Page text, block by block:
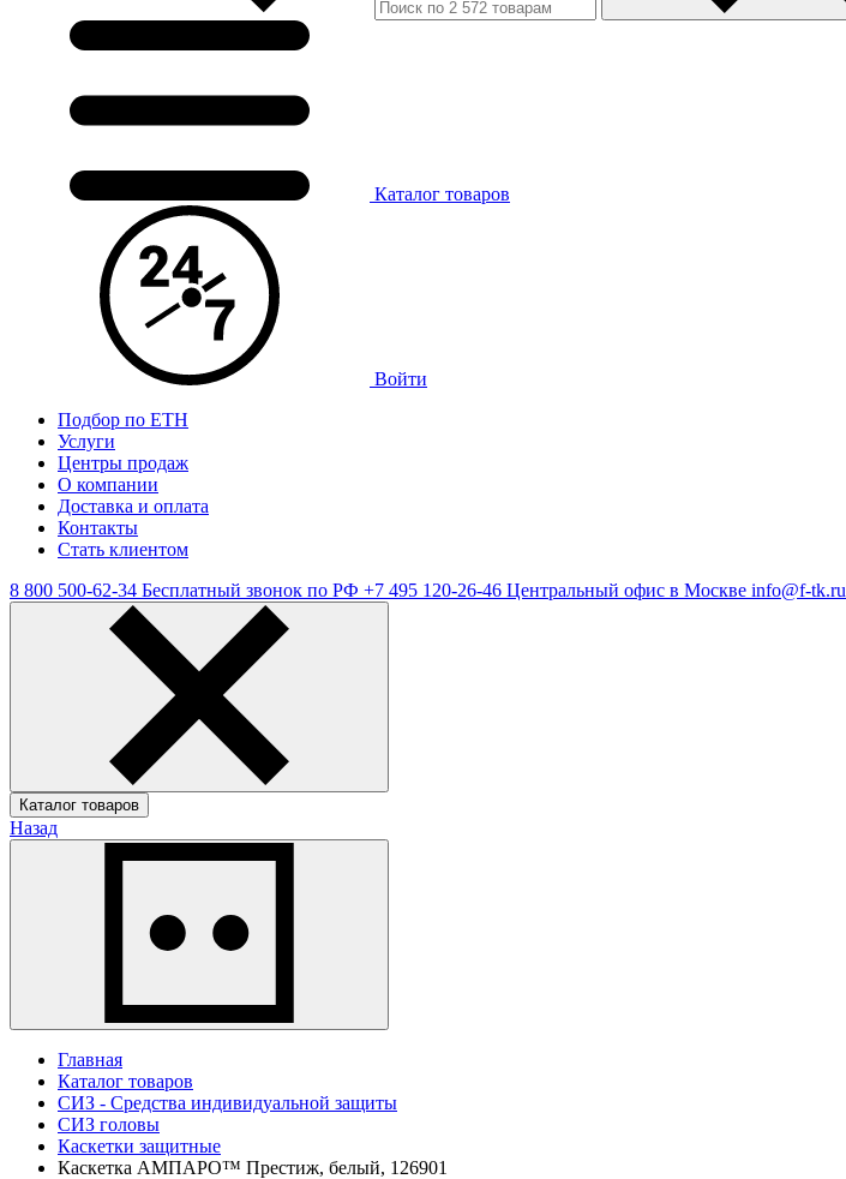
Каталог товаров
Войти
Подбор по ЕТН
Услуги
Центры продаж
О компании
Доставка и оплата
Контакты
Стать клиентом
8 800 500-62-34 Бесплатный звонок по РФ +7 495 120-26-46 Центральный офис в Москве info@f-tk.ru
Каталог товаров
Назад
Главная
Каталог товаров
СИЗ - Средства индивидуальной защиты
СИЗ головы
Каскетки защитные
Каскетка АМПАРО™ Престиж, белый, 126901